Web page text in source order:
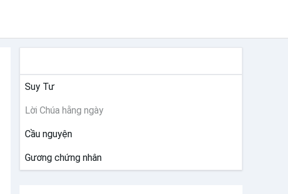
Suy Tư
Lời Chúa hằng ngày
Cầu nguyện
Gương chứng nhân